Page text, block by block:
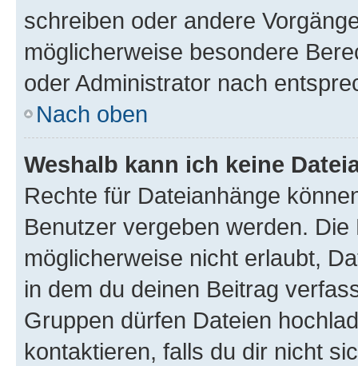
schreiben oder andere
möglicherweise besondere
oder Administrator nach
Nach oben
Weshalb kann ich keine
Rechte für Dateianhänge
Benutzer vergeben werden.
möglicherweise nicht erlaubt,
in dem du deinen Beitrag
Gruppen dürfen Dateien
kontaktieren, falls du dir nicht